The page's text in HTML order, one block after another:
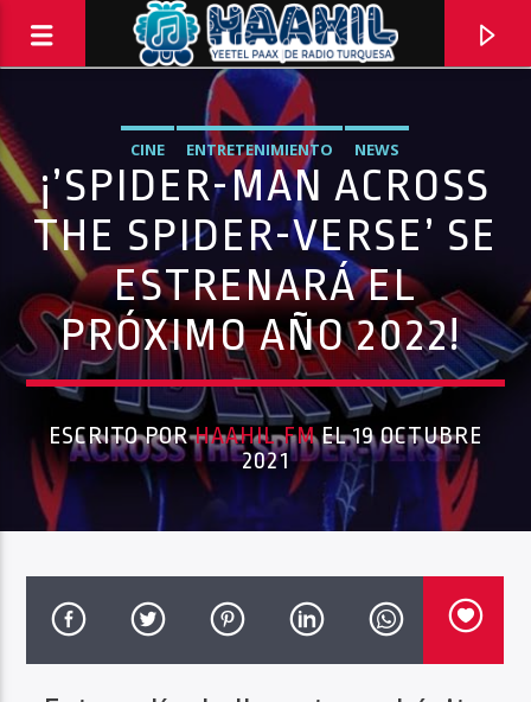
Haahil FM
CINE ENTRETENIMIENTO NEWS
¡’SPIDER-MAN ACROSS
THE SPIDER-VERSE’ SE
ESTRENARÁ EL
PRÓXIMO AÑO 2022!
ESCRITO PORHAAHIL FMEL 19 OCTUBRE
2021